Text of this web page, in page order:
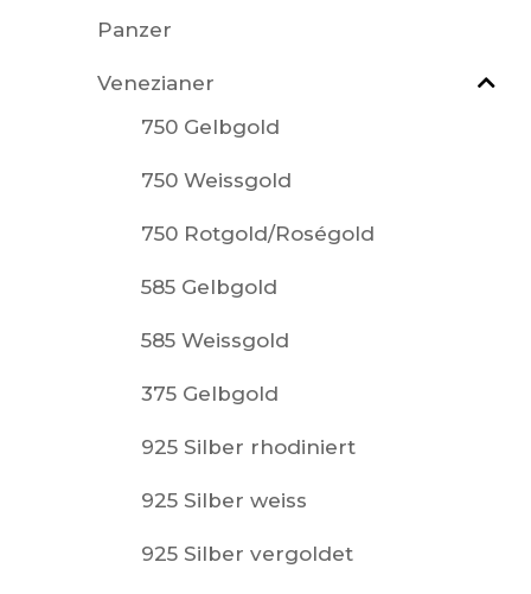
Panzer
Venezianer
750 Gelbgold
750 Weissgold
750 Rotgold/Roségold
585 Gelbgold
585 Weissgold
375 Gelbgold
925 Silber rhodiniert
925 Silber weiss
925 Silber vergoldet